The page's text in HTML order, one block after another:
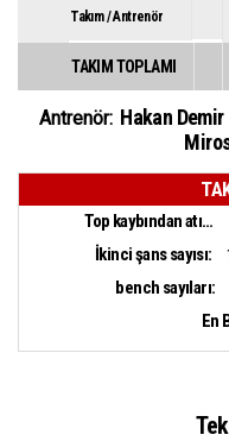
Takım / Antrenör
TAKIM TOPLAMI
Antrenör: Hakan Demir
Top kaybından atılan sayı:
İkinci şans sayısı:
bench sayıları:
En